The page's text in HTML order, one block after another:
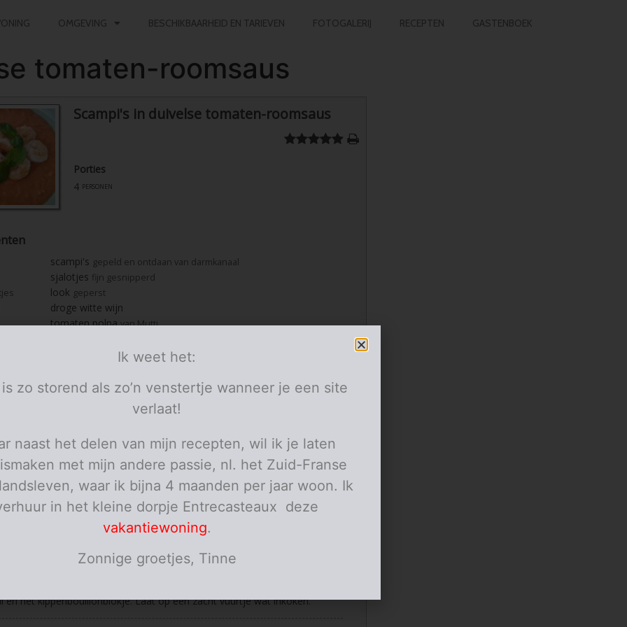
OMGEVING BESCHIKBAARHEID EN TARIEVEN FOTOGALERIJ RECEPTEN GASTENBOEK
tomaten-roomsaus
Scampi's in duivelse tomaten-roomsaus
Porties
4 personen
scampi's gepeld en ontdaan van darmkanaal
sjalotjes fijn gesnipperd
look geperst
droge witte wijn
tomaten polpa van Mutti
sambal naar smaak
lookpoeder
blaadjes basilicum afwerking
personen
sjalotjes en de look aan. Blus met de witte wijn en laat even goed
en het kippenbouillonblokje. Laat op een zacht vuurtje wat inkoken.
Ik weet het:
zo storend als zo’n venstertje wanneer je een site
verlaat!
naast het delen van mijn recepten, wil ik je laten
met mijn andere passie, nl. het Zuid-Franse
waar ik bijna 4 maanden per jaar woon. Ik
in het kleine dorpje Entrecasteaux deze
vakantiewoning.
Zonnige groetjes, Tinne